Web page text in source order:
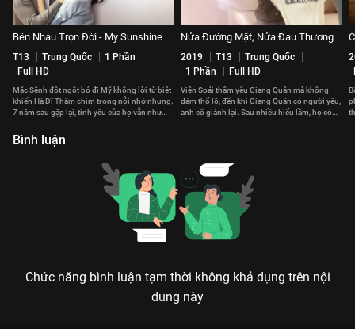
Bên Nhau Trọn Đời - My Sunshine
T13 Trung Quốc
1 Phần
Full HD
Mặc Sênh đột ngột bỏ đi Mỹ không lời từ biệt
khiến Hà Dĩ Thâm chìm trong nỗi nhớ nhung.
7 năm sau gặp lại, tình yêu của họ vẫn như
Nửa Đường Mật, Nửa Đau Thương
2019 T13
Trung Quốc
1 Phần
Full HD
Viên Soái thầm yêu Giang Quân mà không
dám thổ lộ, đến khi Giang Quân có người yêu,
anh cố giành lại. Sau nhiều hiểu lầm, họ có
Bình luận
Chức năng bình luận tạm thời không khả dụng trên nội
dung này